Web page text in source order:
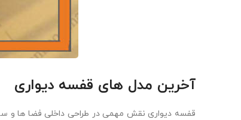
آخرین مدل‌ های قفسه دیواری
قفسه دیواری نقش مهمی در طراحی داخلی فضا ها و